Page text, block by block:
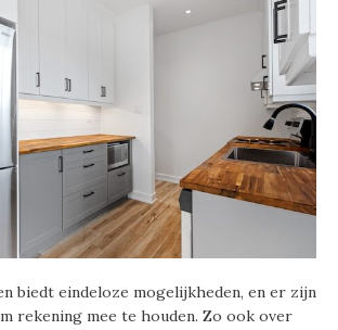
biedt eindeloze mogelijkheden, en er zijn
rekening mee te houden. Zo ook over